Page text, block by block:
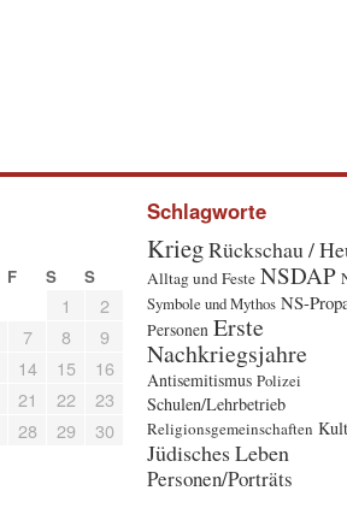
F S S
1
2
7 8
9
14 15
16
21 22
23
28 29
30
Schlagworte
KriegRückschau /
Alltag und Feste NSDAP
Symbole und Mythos NS-
Personen Erste
Nachkriegsjahre
Antisemitismus Polizei
Schulen/Lehrbetrieb
Religionsgemeinschaften
Jüdisches Leben
Personen/Porträts